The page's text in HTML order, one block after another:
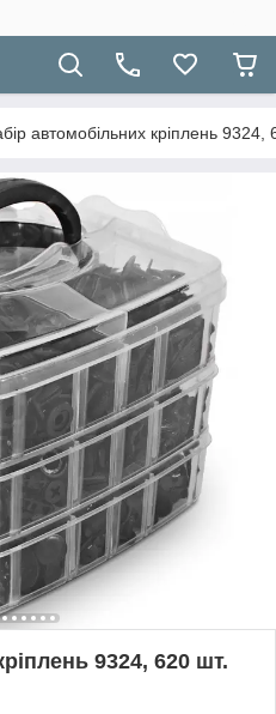
автомобільних кріплень 9324,
9324, 620 шт.